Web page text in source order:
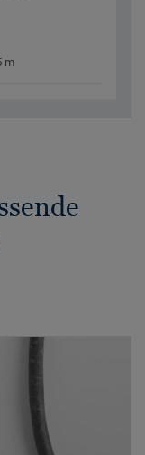
m